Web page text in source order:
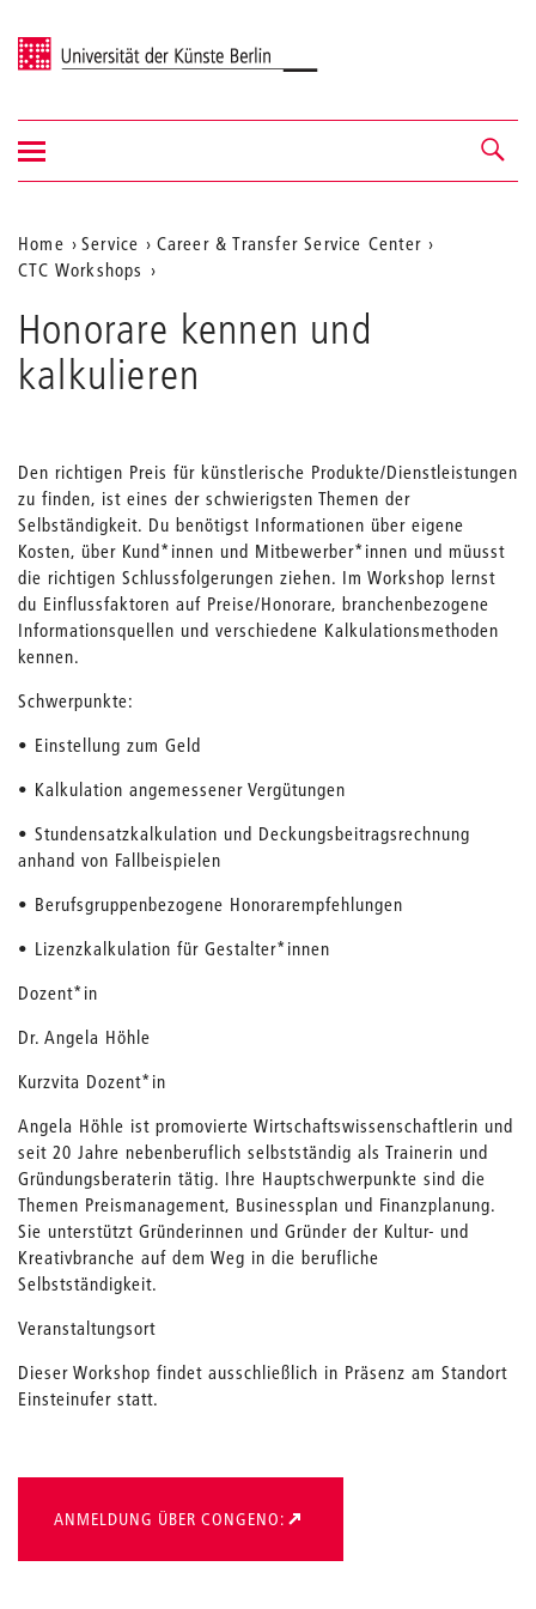
Universität der Künste Berlin
Navigation &
Suche
Navigation
ein-/ausblenden
Aktuelle
Position
auf
der
Webseite
Home Service
Career & Transfer Service Center
CTC Workshops
Honorare kennen und
kalkulieren
Den richtigen Preis für künstlerische Produkte/Dienstleistungen
zu finden, ist eines der schwierigsten Themen der
Selbständigkeit. Du benötigst Informationen über eigene
Kosten, über Kund*innen und Mitbewerber*innen und müusst
die richtigen Schlussfolgerungen ziehen. Im Workshop lernst
du Einflussfaktoren auf Preise/Honorare, branchenbezogene
Informationsquellen und verschiedene Kalkulationsmethoden
kennen.
Schwerpunkte:
• Einstellung zum Geld
• Kalkulation angemessener Vergütungen
• Stundensatzkalkulation und Deckungsbeitragsrechnung
anhand von Fallbeispielen
• Berufsgruppenbezogene Honorarempfehlungen
• Lizenzkalkulation für Gestalter*innen
Dozent*in
Dr. Angela Höhle
Kurzvita Dozent*in
Angela Höhle ist promovierte Wirtschaftswissenschaftlerin und
seit 20 Jahre nebenberuflich selbstständig als Trainerin und
Gründungsberaterin tätig. Ihre Hauptschwerpunkte sind die
Themen Preismanagement, Businessplan und Finanzplanung.
Sie unterstützt Gründerinnen und Gründer der Kultur- und
Kreativbranche auf dem Weg in die berufliche
Selbstständigkeit.
Veranstaltungsort
Dieser Workshop findet ausschließlich in Präsenz am Standort
Einsteinufer statt.
ANMELDUNG ÜBER CONGENO: